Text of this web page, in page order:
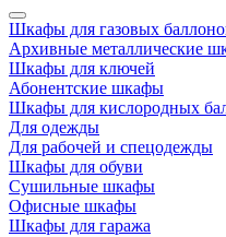
Шкафы для газовых
Архивные металлические
Шкафы для ключей
Абонентские шкафы
Шкафы для кислородных
Для одежды
Для рабочей и спецодежды
Шкафы для обуви
Сушильные шкафы
Офисные шкафы
Шкафы для гаража